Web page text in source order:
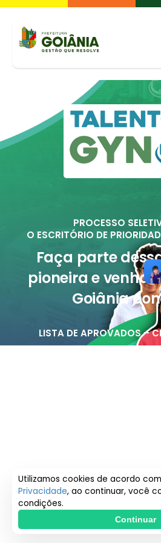
PROCESSO
O ESCRITÓRIO DE
Faça parte
pioneira e venha
Goiânia
LISTA DE APROVADOS –
Utilizamos cookies de acordo
Privacidade, ao continuar, você
condições.
Continuar